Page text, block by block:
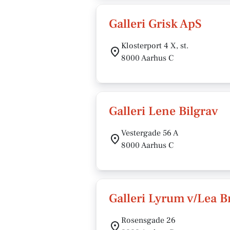
Galleri Grisk ApS
Klosterport 4 X, st.
8000 Aarhus C
Galleri Lene Bilgrav
Vestergade 56 A
8000 Aarhus C
Galleri Lyrum v/Lea
Rosensgade 26